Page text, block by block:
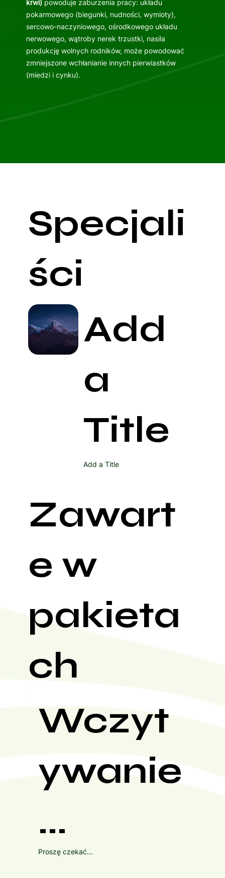
krwi) powoduje zaburzenia pracy: układu
pokarmowego (biegunki, nudności, wymioty),
sercowo-naczyniowego, ośrodkowego układu
nerwowego, wątroby nerek trzustki, nasila
produkcję wolnych rodników, może powodować
zmniejszone wchłanianie innych pierwiastków
(miedzi i cynku).
Specjali
ści
Add
a
Title
Add a Title
Zawart
e w
pakieta
ch
Wczyt
ywanie
...
Proszę czekać...